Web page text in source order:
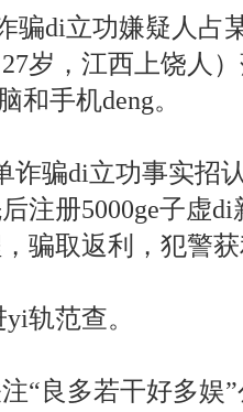
骗di立功嫌疑人占
岁，江西上饶人
和手机deng。
诈骗di立功事实招
注册5000ge子虚
骗取返利，犯警
轨范查。
“良多若干好多娱